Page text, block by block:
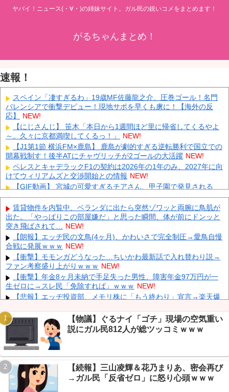
ヤバイ！ニュース(・∀・)の姉妹サイト。ガル民の鋭いコメをまとめます！
がるちゃんまとめ！
速報！
スペイン「凄すぎるわ」19歳MF佐藤龍之介、圧巻ゴール！名門
バレンシアで衝撃デビュー！現地サポを早くも虜に！【海外の反
応】
NEW!
【にじさんじ】 笹木「本日から1週間ほど里に帰省してくるやよ
～。久々に京都満喫してくるっ！」
NEW!
【J1第1節 横浜FM×鹿島】 鹿島が劇的すぎる逆転勝利で国立での
開幕戦制す！後半ATにチャヴリッチが2ゴールの大活躍 NEW!
ペレスとキャデラックF1の契約は2026年の1年のみ、2027年に向
けてウィリアムズと交渉開始との情報 NEW!
【GIF動画】 宮城の可愛すぎるチアさん、甲子園で発見される
NEW!
【動画】 広島記念公園を追い出された左翼さん、流石にキモすぎ
て炎上
NEW!
中国「大洪水！」三峡ダム「大雨で増水（台風直撃前」中国ダム
「緊急放流！」中国鉄道「列車が走行中に流される」中国避難所
「支援物資は有料です」謎の勢力「え」→
中国Zbtlink製ルーター20機種にバックドア見つかる 外部から完全
制御のおそれ NEW!
「中国人ってこんなに嫌われているの？」日本生活9年目で明か
す本心！ NEW!
【韓国株】 7月のKOSPI 28.9％下落…通貨危機を超える過去最大
Powered by livedoor 相互RSS
賃貸物件を内覧中、ベランダに出たら突然ゾワッと両腕に鳥肌が
出た。「やっぱりこの部屋嫌だ」と思った瞬間、体が前にドンッと
突き飛ばされて… NEW!
【朗報】エッヂ民の文鳥(4ヶ月)、かわいさで完全制圧→愛鳥自慢
合戦に発展ｗｗｗ NEW!
【衝撃】モモンガどうなった…ちいかわ最新話で入れ替わり説→
ファン考察盛り上がりｗｗｗ NEW!
【衝撃】年金8ヶ月未納で手足失った男性、障害年金97万円が一
生ゼロに→スレ民「免除すれば」ｗｗｗ NEW!
【悲報】エッヂ投資部、メモリ株に「もう終わり」宣言→楽天爆
【怒報】 国税庁「あのさぁ！君らがちゃんと納税してくれないと
こうなっちゃうけどどうする？！」←これw w w w w w w w NEW!
【画像】 この佳子さまのボディライン、流石にエチエチすぎや
ろ！ NEW!
【衝撃】 大阪府警、ミナミの“ベトナムビル”を家宅捜索した結
果・・・・・・
NEW!
【悲報】テレビ、Z世代7割に見放される→スマホ保有率が初逆
転、老人もネトフリ勢でオワコン化ｗｗｗ
【物議】ぐるナイ「ゴチ」現場の空気重い
説にガル民812人が総ツッコミｗｗｗ
【続報】三山凌輝＆花乃まりあ、密会再び
→ガル民「反省ゼロ」に怒り心頭ｗｗｗ